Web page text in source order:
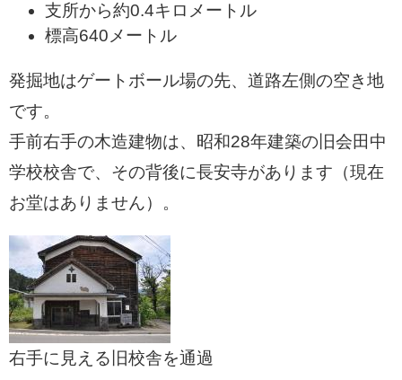
支所から約0.4キロメートル
標高640メートル
発掘地はゲートボール場の先、道路左側の空き地
です。
手前右手の木造建物は、昭和28年建築の旧会田中
学校校舎で、その背後に長安寺があります（現在
お堂はありません）。
右手に見える旧校舎を通過